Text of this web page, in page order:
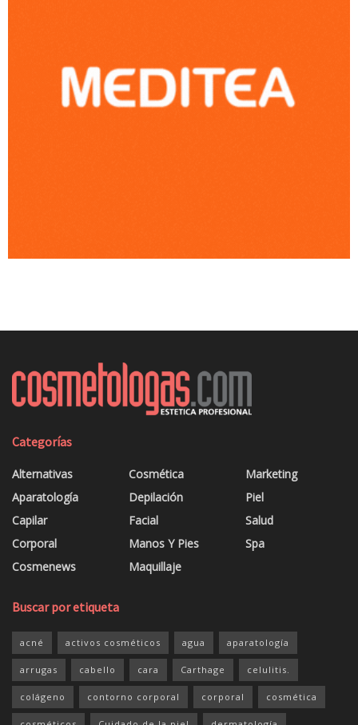
Categorías
Alternativas
Aparatología
Capilar
Corporal
Cosmenews
Cosmética
Depilación
Facial
Manos Y Pies
Maquillaje
Marketing
Piel
Salud
Spa
Buscar por etiqueta
acné activos cosméticos agua aparatología
arrugas cabello cara Carthage celulitis.
colágeno contorno corporal corporal cosmética